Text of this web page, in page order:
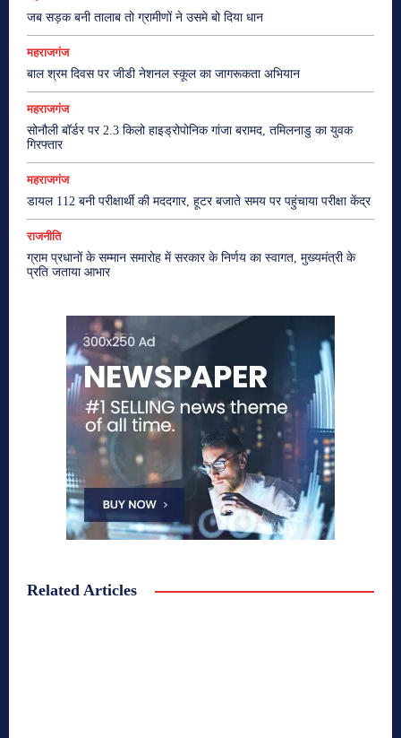
जब सड़क बनी तालाब तो ग्रामीणों ने उसमे बो दिया धान
महराजगंज
बाल श्रम दिवस पर जीडी नेशनल स्कूल का जागरूकता अभियान
महराजगंज
सोनौली बॉर्डर पर 2.3 किलो हाइड्रोपोनिक गांजा बरामद, तमिलनाडु का युवक
गिरफ्तार
महराजगंज
डायल 112 बनी परीक्षार्थी की मददगार, हूटर बजाते समय पर पहुंचाया परीक्षा केंद्र
राजनीति
ग्राम प्रधानों के सम्मान समारोह में सरकार के निर्णय का स्वागत, मुख्यमंत्री के
प्रति जताया आभार
Related Articles